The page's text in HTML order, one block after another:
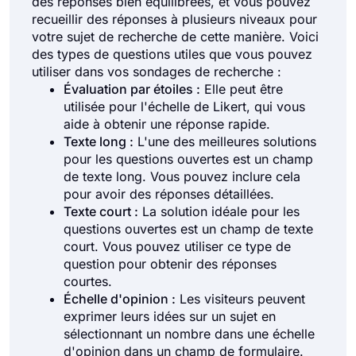
recueillir des réponses à plusieurs niveaux pour
votre sujet de recherche de cette manière. Voici
des types de questions utiles que vous pouvez
utiliser dans vos sondages de recherche :
Évaluation par étoiles : Elle peut être
utilisée pour l'échelle de Likert, qui vous
aide à obtenir une réponse rapide.
Texte long : L'une des meilleures solutions
pour les questions ouvertes est un champ
de texte long. Vous pouvez inclure cela
pour avoir des réponses détaillées.
Texte court : La solution idéale pour les
questions ouvertes est un champ de texte
court. Vous pouvez utiliser ce type de
question pour obtenir des réponses
courtes.
Échelle d'opinion : Les visiteurs peuvent
exprimer leurs idées sur un sujet en
sélectionnant un nombre dans une échelle
d'opinion dans un champ de formulaire.